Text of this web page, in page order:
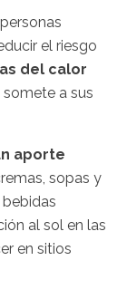
el riesgo
del calor
a sus
aporte
sopas y
al sol en las
en sitios